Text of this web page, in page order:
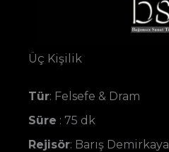
Üç Kişilik
Tür: Felsefe & Dram
Süre : 75 dk
Rejisör: Barış Demirkaya